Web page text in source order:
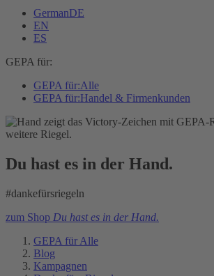
GermanDE
EN
ES
GEPA für:
GEPA für:Alle
GEPA für:Handel & Firmenkunden
Du hast es in der Hand.
#dankefürsriegeln
zum Shop Du hast es in der Hand.
GEPA für Alle
Blog
Kampagnen